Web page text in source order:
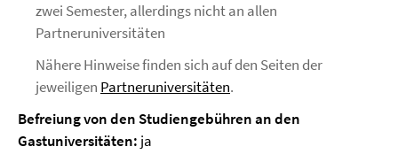
zwei Semester, allerdings nicht an allen
Partneruniversitäten
Nähere Hinweise finden sich auf den Seiten der
jeweiligen Partneruniversitäten.
Befreiung von den Studiengebühren an den
Gastuniversitäten: ja